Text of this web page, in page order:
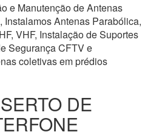
e Manutenção de Antenas
, Instalamos Antenas Parabólica,
VHF, Instalação de Suportes
Segurança CFTV e
coletivas em prédios
DE